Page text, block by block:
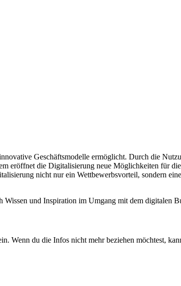
Geschäftsmodelle ermöglicht. Durch die
eröffnet die Digitalisierung neue Möglichkeiten für
nicht nur ein Wettbewerbsvorteil, sondern
und Inspiration im Umgang mit dem digitalen
Wenn du die Infos nicht mehr beziehen möchtest,